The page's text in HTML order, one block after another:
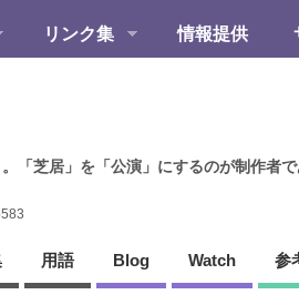
リンク集 情報提供
「芝居」を「公演」にするのが制作者
用語 Blog Watch 参